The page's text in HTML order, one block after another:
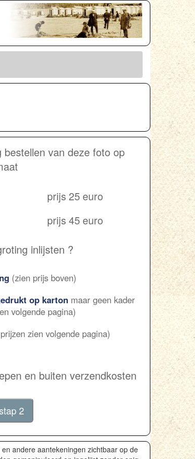
van deze foto op
prijs 25 euro
prijs 45 euro
inlijsten ?
(zien prijs boven)
op karton maar geen kader
volgende pagina)
zien volgende pagina)
en buiten verzendkosten
andere aantekeningen zichtbaar op de